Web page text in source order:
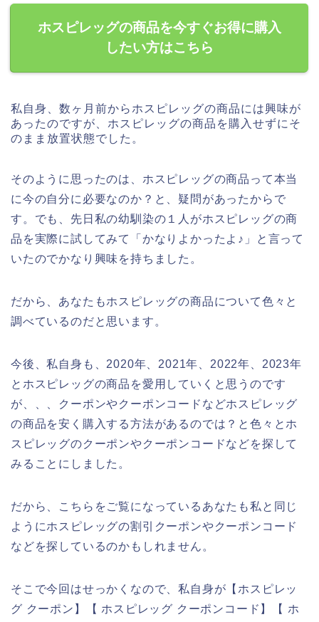
ホスピレッグの商品を今すぐお得に購入
したい方はこちら
私自身、数ヶ月前からホスピレッグの商品には興味が
あったのですが、ホスピレッグの商品を購入せずにそ
のまま放置状態でした。
そのように思ったのは、ホスピレッグの商品って本当
に今の自分に必要なのか？と、疑問があったからで
す。でも、先日私の幼馴染の１人がホスピレッグの商
品を実際に試してみて「かなりよかったよ♪」と言って
いたのでかなり興味を持ちました。
だから、あなたもホスピレッグの商品について色々と
調べているのだと思います。
今後、私自身も、2020年、2021年、2022年、2023年
とホスピレッグの商品を愛用していくと思うのです
が、、、クーポンやクーポンコードなどホスピレッグ
の商品を安く購入する方法があるのでは？と色々とホ
スピレッグのクーポンやクーポンコードなどを探して
みることにしました。
だから、こちらをご覧になっているあなたも私と同じ
ようにホスピレッグの割引クーポンやクーポンコード
などを探しているのかもしれません。
そこで今回はせっかくなので、私自身が【ホスピレッ
グ クーポン】【 ホスピレッグ クーポンコード】【 ホ